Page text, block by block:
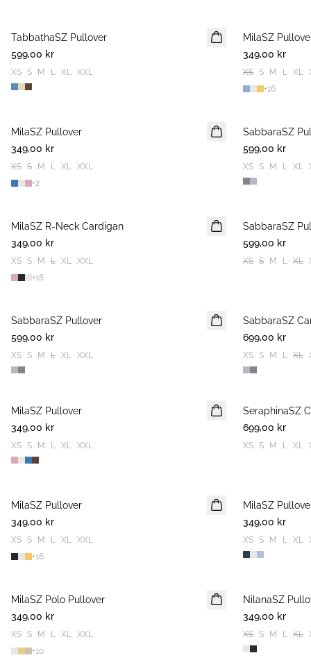
NYHET
TabbathaSZ Pullover
599,00 kr
XS S M L XL XXL
NYHET
MilaSZ
349,00 kr
XS S M L XL
+16
NYHET
2 FOR 600 SEK
MilaSZ Pullover
349,00 kr
XS S M L XL XXL
+2
NYHET
SabbaraSZ
599,00 kr
XS S M L XL
NYHET
2 FOR 600 SEK
MilaSZ R-Neck Cardigan
349,00 kr
XS S M L XL XXL
+18
NYHET
SabbaraSZ
599,00 kr
XS S M L XL
NYHET
SabbaraSZ Pullover
599,00 kr
XS S M L XL XXL
NYHET
SabbaraSZ
699,00 kr
XS S M L XL
NYHET
2 FOR 600 SEK
MilaSZ Pullover
349,00 kr
XS S M L XL XXL
NYHET
SeraphinaSZ
699,00 kr
XS S M L XL
2 FOR 600 SEK
MilaSZ Pullover
349,00 kr
XS S M L XL XXL
+16
2 FOR 600 SEK
MilaSZ
349,00 kr
XS S M L XL
2 FOR 600 SEK
MilaSZ Polo Pullover
349,00 kr
XS S M L XL XXL
+10
NYHET
NilanaSZ
349,00 kr
XS S M L XL